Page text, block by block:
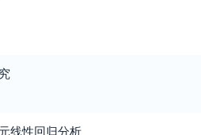
线性回归分析